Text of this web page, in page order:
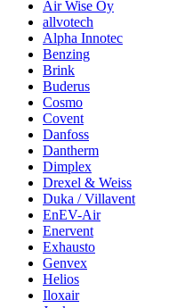
Air Wise Oy
allvotech
Alpha Innotec
Benzing
Brink
Buderus
Cosmo
Covent
Danfoss
Dantherm
Dimplex
Drexel & Weiss
Duka / Villavent
EnEV-Air
Enervent
Exhausto
Genvex
Helios
Iloxair